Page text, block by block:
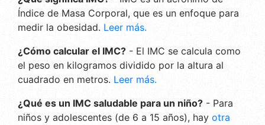
Índice de Masa Corporal, que es un enfoque para
medir la obesidad. Leer más.
¿Cómo calcular el IMC? - El IMC se calcula como
el peso en kilogramos dividido por la altura al
cuadrado en metros. Leer más.
¿Qué es un IMC saludable para un niño? - Para
niños y adolescentes (de 6 a 15 años), hay otra